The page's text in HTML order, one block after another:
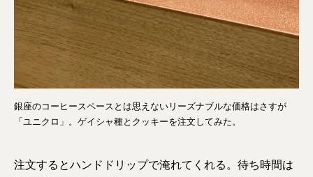
銀座のコーヒースペースとは思えないリーズナブルな価格はさすが
「ユニクロ」。ゲイシャ種とクッキーを注文してみた。
注文するとハンドドリップで淹れてくれる。待ち時間は